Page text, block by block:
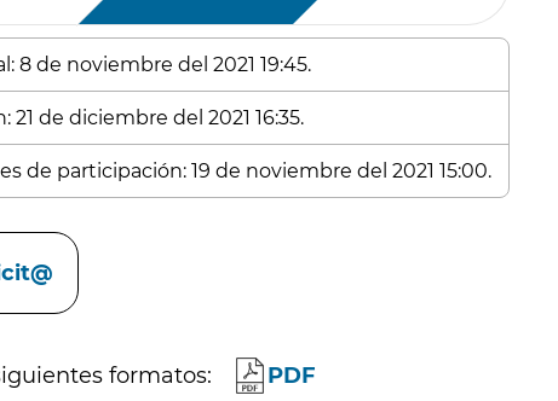
8 de noviembre del 2021 19:45.
de diciembre del 2021 16:35.
de participación: 19 de noviembre del 2021 15:00.
formatos: PDF